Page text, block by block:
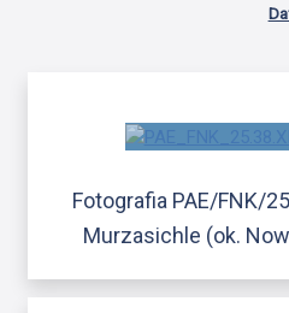
Fotografia PAE/FNK/
Murzasichle (ok.